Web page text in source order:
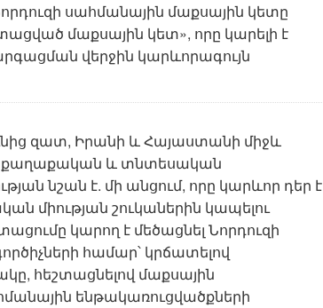
սահմանային մաքսային կետը
մաքսային կետ», որը կարելի է
վերջին կարևորագույն
զատ, Իրանի և Հայաստանի միջև
և տնտեսական
նշան է. մի անցում, որը կարևոր դեր է
միության շուկաներին կապելու
կարող է մեծացնել Նորդուզի
համար՝ կրճատելով
հեշտացնելով մաքսային
ենթակառուցվածքների